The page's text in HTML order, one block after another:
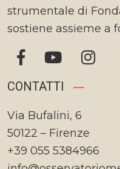
strumentale di
sostiene assieme a
CONTATTI
Via Bufalini, 6
50122 – Firenze
+39 055 5384966